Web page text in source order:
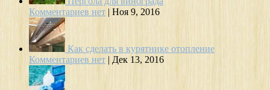
Комментариев нет | Ноя 9, 2016
Как сделать в курятнике отопление
Комментариев нет | Дек 13, 2016